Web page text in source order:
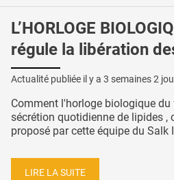
L’HORLOGE
régule la libération
Actualité publiée il y a 3 semaines 2
Comment l'horloge biologique du
sécrétion quotidienne de lipides ,
proposé par cette équipe du Salk
LIRE LA SUITE